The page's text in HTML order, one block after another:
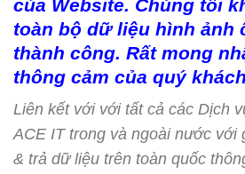
của Website. Chúng tôi
toàn bộ dữ liệu hình ảnh
thành công. Rất mong
thông cảm của quý
Liên kết với với tất cả các Dịch
ACE IT trong và ngoài nước với
& trả dữ liệu trên toàn quốc